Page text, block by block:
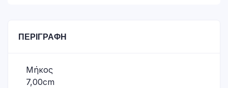
ΠΕΡΙΓΡΑΦΉ
Μήκος
7,00cm